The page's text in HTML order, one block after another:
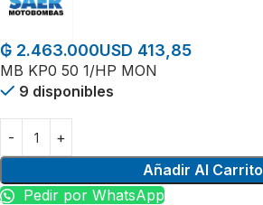
₲ 2.463.000USD 413,85
MB KP0 50 1/HP MON
9 disponibles
Añadir Al Carrito
Pedir por WhatsApp